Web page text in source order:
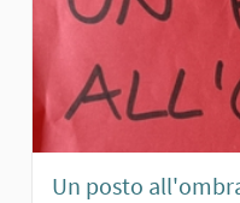
Un posto